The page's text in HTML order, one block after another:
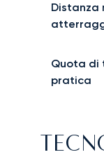
Distanza
Quota di
pratica